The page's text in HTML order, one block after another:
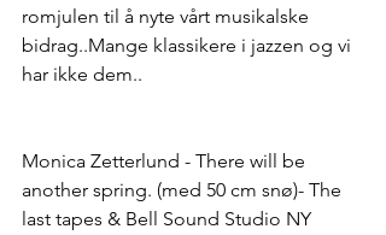
romjulen til å nyte vårt musikalske
bidrag..Mange klassikere i jazzen og vi
har ikke dem..
Monica Zetterlund - There will be
another spring. (med 50 cm snø)- The
last tapes & Bell Sound Studio NY